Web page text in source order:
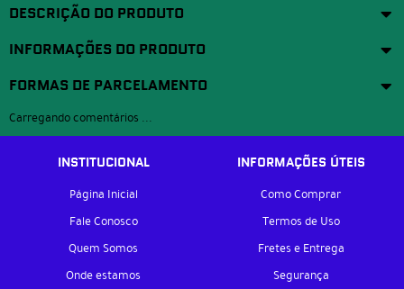
DESCRIÇÃO DO PRODUTO
INFORMAÇÕES DO PRODUTO
FORMAS DE PARCELAMENTO
Carregando comentários ...
INSTITUCIONAL
Página Inicial
Fale Conosco
Quem Somos
Onde estamos
INFORMAÇÕES ÚTEIS
Como Comprar
Termos de Uso
Fretes e Entrega
Segurança